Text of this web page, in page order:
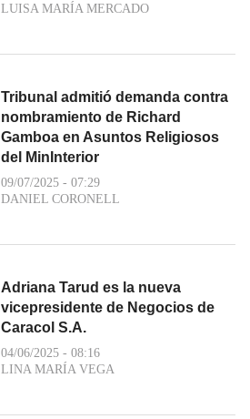
LUISA MARÍA MERCADO
Tribunal admitió demanda contra
nombramiento de Richard
Gamboa en Asuntos Religiosos
del MinInterior
09/07/2025 - 07:29
DANIEL CORONELL
Adriana Tarud es la nueva
vicepresidente de Negocios de
Caracol S.A.
04/06/2025 - 08:16
LINA MARÍA VEGA